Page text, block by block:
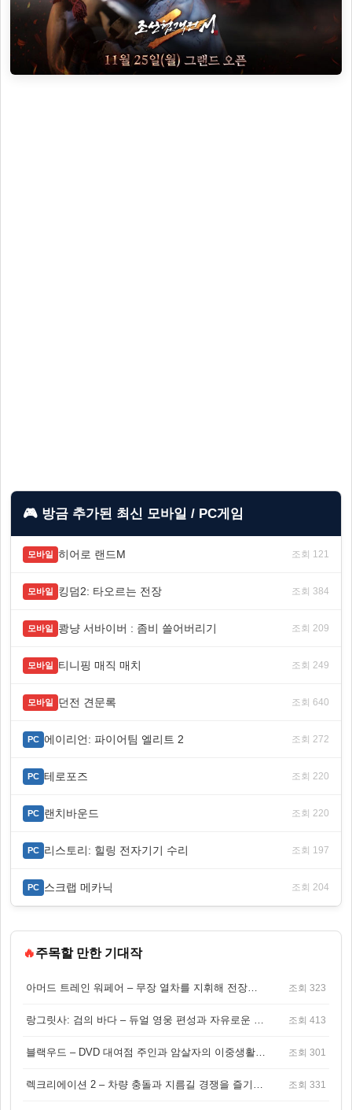
🎮 방금 추가된 최신 모바일 / PC게임
모바일 히어로 랜드M 조회 121
모바일 킹덤2: 타오르는 전장 조회 384
모바일 쾅냥 서바이버 : 좀비 쓸어버리기 조회 209
모바일 티니핑 매직 매치 조회 249
모바일 던전 견문록 조회 640
PC 에이리언: 파이어팀 엘리트 2 조회 272
PC 테로포즈 조회 220
PC 랜치바운드 조회 220
PC 리스토리: 힐링 전자기기 수리 조회 197
PC 스크랩 메카닉 조회 204
🔥주목할 만한 기대작
아머드 트레인 워페어 – 무장 열차를 지휘해 전장을 돌파하는 생존 전투 게임 조회 323
랑그릿사: 검의 바다 – 듀얼 영웅 편성과 자유로운 탐험을 결합한 판타지 전략 RPG 조회 413
블랙우드 – DVD 대여점 주인과 암살자의 이중생활을 그린 3인칭 액션 스릴러 게임 조회 301
렉크리에이션 2 – 차량 충돌과 지름길 경쟁을 즐기는 오픈월드 아케이드 레이싱 게임 조회 331